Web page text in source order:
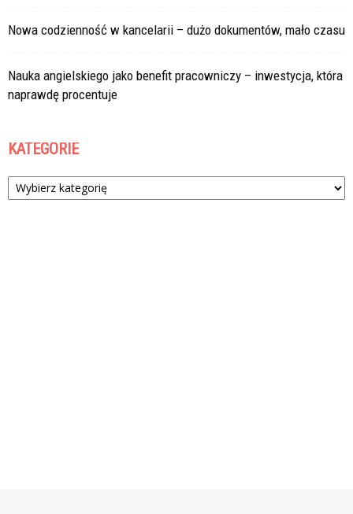
Nowa codzienność w kancelarii – dużo dokumentów, mało czasu
Nauka angielskiego jako benefit pracowniczy – inwestycja, która
naprawdę procentuje
KATEGORIE
Kategorie